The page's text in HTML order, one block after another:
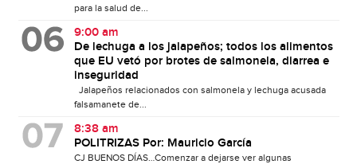
para la salud de...
9:00 am
De lechuga a los jalapeños; todos los alimentos
que EU vetó por brotes de salmonela, diarrea e
inseguridad
Jalapeños relacionados con salmonela y lechuga acusada
falsamanete de...
8:38 am
POLITRIZAS Por: Mauricio García
CJ BUENOS DÍAS…Comenzar a dejarse ver algunas